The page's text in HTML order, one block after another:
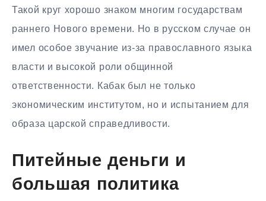
Такой круг хорошо знаком многим государствам
раннего Нового времени. Но в русском случае он
имел особое звучание из-за православного языка
власти и высокой роли общинной
ответственности. Кабак был не только
экономическим институтом, но и испытанием для
образа царской справедливости.
Питейные деньги и
большая политика